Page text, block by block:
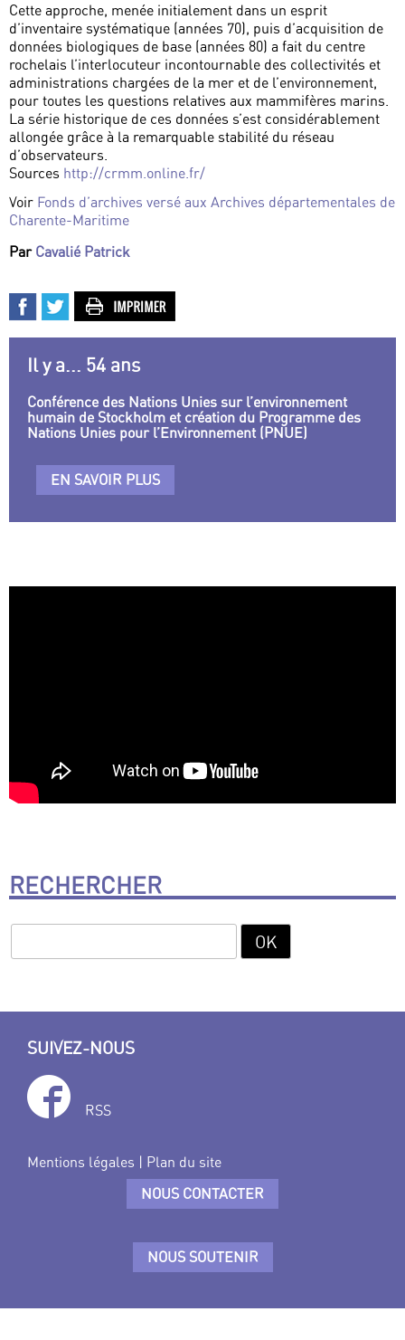
Cette approche, menée initialement dans un esprit
d’inventaire systématique (années 70), puis d’acquisition de
données biologiques de base (années 80) a fait du centre
rochelais l’interlocuteur incontournable des collectivités et
administrations chargées de la mer et de l’environnement,
pour toutes les questions relatives aux mammifères marins.
La série historique de ces données s’est considérablement
allongée grâce à la remarquable stabilité du réseau
d’observateurs.
Sources http://crmm.online.fr/
Voir Fonds d’archives versé aux Archives départementales de
Charente-Maritime
Par Cavalié Patrick
Il y a... 54 ans
Conférence des Nations Unies sur l’environnement
humain de Stockholm et création du Programme des
Nations Unies pour l’Environnement (PNUE)
EN SAVOIR PLUS
RECHERCHER
SUIVEZ-NOUS
RSS
Mentions légales | Plan du site
NOUS CONTACTER
NOUS SOUTENIR